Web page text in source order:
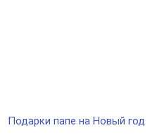
Подарки папе на Новый год